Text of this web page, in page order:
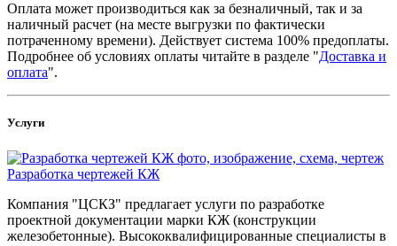
Оплата может производиться как за безналичный, так и за
наличный расчет (на месте выгрузки по фактически
потраченному времени). Действует система 100% предоплаты.
Подробнее об условиях оплаты читайте в разделе "Доставка и
оплата".
Услуги
Разработка чертежей КЖ
Компания "ЦСКЗ" предлагает услуги по разработке
проектной документации марки КЖ (конструкции
железобетонные). Высококвалифицированные специалисты в